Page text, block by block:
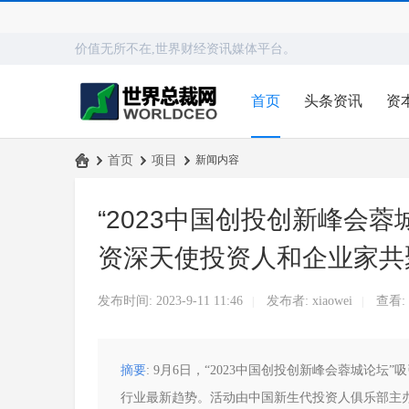
价值无所不在,世界财经资讯媒体平台。
首页 头条资讯 资
› 首页 › 项目 › 新闻内容
“2023中国创投创新峰会蓉
资深天使投资人和企业家
发布时间: 2023-9-11 11:46 发布者: xiaowei 查看:
摘要: 9月6日，“2023中国创投创新峰会蓉城论坛”
行业最新趋势。活动由中国新生代投资人俱乐部